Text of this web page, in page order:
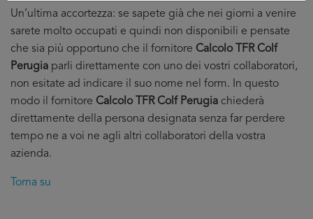
Un’ultima accortezza: se sapete già che nei giorni a venire
sarete molto occupati e quindi non disponibili e pensate
che sia più opportuno che il fornitore Calcolo TFR Colf
Perugia parli direttamente con uno dei vostri collaboratori,
non esitate ad indicare il suo nome nel form. In questo
modo il fornitore Calcolo TFR Colf Perugia chiederà
direttamente della persona designata senza far perdere
tempo ne a voi ne agli altri collaboratori della vostra
azienda.
Torna su